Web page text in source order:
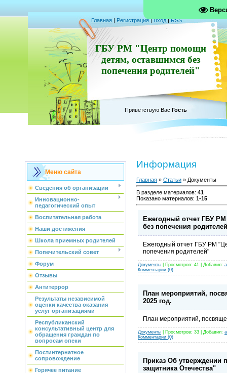
Главная | Регистрация|Вход|RSS
ГБУ РМ "Центр помощи
детям, оставшимся без
попечения родителей"
Приветствую Вас Гость
Меню сайта
Сведения об организации
Инновационно-
педагогический опыт
Воспитательная работа
Наши достижения
Школа приемных родителей
Попечительский совет
Форум
Отзывы
Антитеррор
Результаты независимой
оценки качества оказания
услуг организациями
Республиканский
консультативный центр для
обращения граждан по
вопросам опеки
Постинтернатное
сопровождение
Горячее питание
Информация
Главная » Статьи » Документы
В разделе материалов: 41
Показано материалов: 1-15
Ежегодный отчет ГБУ
без попечения
Ежегодный отчет ГБУ РМ
попечения родителей"
Документы | Просмотров: 41 | Добавил:
Комментарии (0)
План мероприятий,
2025 год.
План мероприятий,
Документы | Просмотров: 33 | Добавил:
Комментарии (0)
Приказ Об утверждении
защитника Отечества"